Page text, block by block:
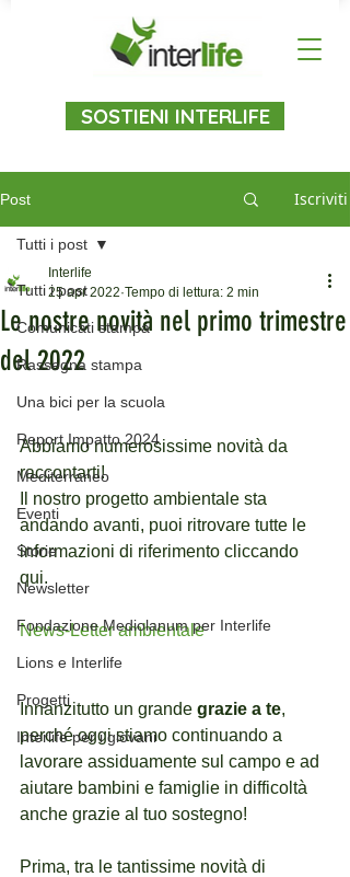
SOSTIENI INTERLIFE
Post Iscriviti
Tutti i post
Comunicati stampa
Rassegna stampa
Una bici per la scuola
Report Impatto 2024
Mediterraneo
Eventi
Storie
Newsletter
Fondazione Mediolanum per Interlife
Lions e Interlife
Progetti
Interlife per i giovani
Tutti i post
Le nostre novità nel primo trimestre
del 2022
Interlife
25 apr 2022 Tempo di lettura: 2 min
Abbiamo numerosissime novità da
raccontarti!
Il nostro progetto ambientale sta
andando avanti, puoi ritrovare tutte le
informazioni di riferimento cliccando
qui.
News-Letter ambientale
Innanzitutto un grande grazie a te,
perché oggi stiamo continuando a
lavorare assiduamente sul campo e ad
aiutare bambini e famiglie in difficoltà
anche grazie al tuo sostegno!
Prima, tra le tantissime novità di